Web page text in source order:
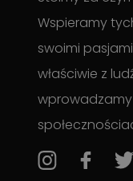
Wspieramy
swoimi
właściwie z